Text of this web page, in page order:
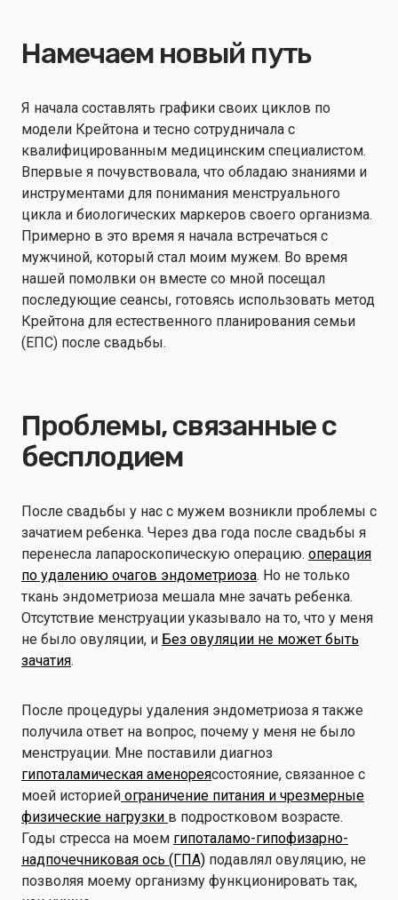
Намечаем новый путь
Я начала составлять графики своих циклов по
модели Крейтона и тесно сотрудничала с
квалифицированным медицинским специалистом.
Впервые я почувствовала, что обладаю знаниями и
инструментами для понимания менструального
цикла и биологических маркеров своего организма.
Примерно в это время я начала встречаться с
мужчиной, который стал моим мужем. Во время
нашей помолвки он вместе со мной посещал
последующие сеансы, готовясь использовать метод
Крейтона для естественного планирования семьи
(ЕПС) после свадьбы.
Проблемы, связанные с
бесплодием
После свадьбы у нас с мужем возникли проблемы с
зачатием ребенка. Через два года после свадьбы я
перенесла лапароскопическую операцию. операция
по удалению очагов эндометриоза. Но не только
ткань эндометриоза мешала мне зачать ребенка.
Отсутствие менструации указывало на то, что у меня
не было овуляции, и Без овуляции не может быть
зачатия.
После процедуры удаления эндометриоза я также
получила ответ на вопрос, почему у меня не было
менструации. Мне поставили диагноз
гипоталамическая аменореясостояние, связанное с
моей историей ограничение питания и чрезмерные
физические нагрузки в подростковом возрасте.
Годы стресса на моем гипоталамо-гипофизарно-
надпочечниковая ось (ГПА) подавлял овуляцию, не
позволяя моему организму функционировать так,